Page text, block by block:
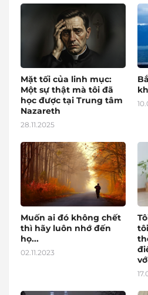
Mặt tối của linh mục:
Một sự thật mà tôi đã
học được tại Trung tâm
Nazareth
28.11.2025
Muốn ai đó không chết
thì hãy luôn nhớ đến
họ...
02.11.2023